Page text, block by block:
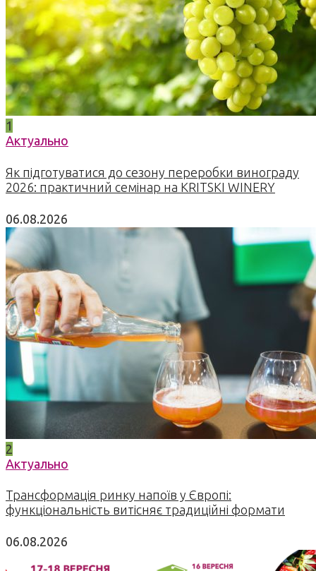
1
Актуально
Як підготуватися до сезону переробки винограду
2026: практичний семінар на KRITSKI WINERY
06.08.2026
2
Актуально
Трансформація ринку напоїв у Європі:
функціональність витісняє традиційні формати
06.08.2026